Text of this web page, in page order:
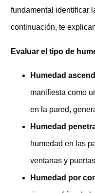
fundamental identificar
continuación, te
Evaluar el tipo de
Humedad
manifiesta como
en la pared,
Humedad
humedad en las
ventanas y
Humedad por